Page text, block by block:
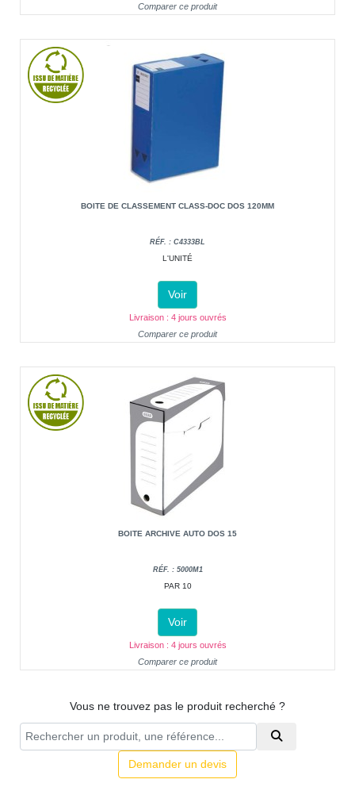
Comparer ce produit
BOITE DE CLASSEMENT CLASS-DOC DOS 120MM
RÉF. : C4333BL
L'UNITÉ
Voir
Livraison : 4 jours ouvrés
Comparer ce produit
BOITE ARCHIVE AUTO DOS 15
RÉF. : 5000M1
PAR 10
Voir
Livraison : 4 jours ouvrés
Comparer ce produit
Vous ne trouvez pas le produit recherché ?
Demander un devis